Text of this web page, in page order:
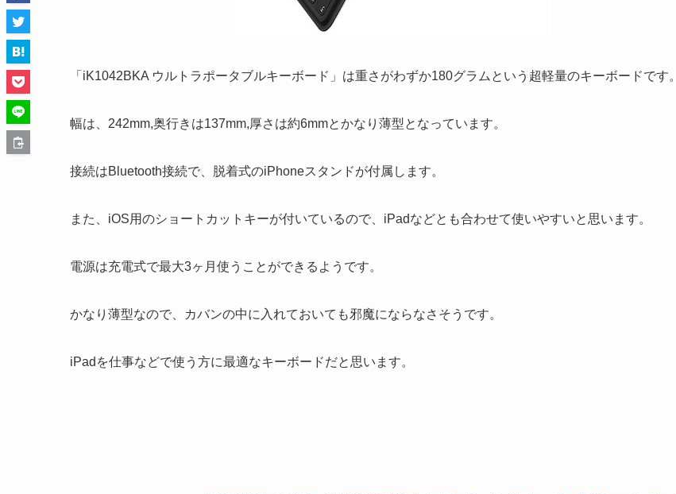
「iK1042BKA ウルトラポータブルキーボード」は重さがわずか180グラムという超軽量のキーボードです。
幅は、242mm,奥行きは137mm,厚さは約6mmとかなり薄型となっています。
接続はBluetooth接続で、脱着式のiPhoneスタンドが付属します。
また、iOS用のショートカットキーが付いているので、iPadなどとも合わせて使いやすいと思います。
電源は充電式で最大3ヶ月使うことができるようです。
かなり薄型なので、カバンの中に入れておいても邪魔にならなさそうです。
iPadを仕事などで使う方に最適なキーボードだと思います。